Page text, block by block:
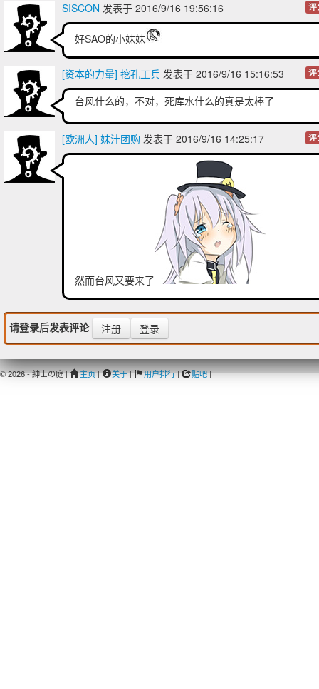
SISCON 发表于 2016/9/16 19:56:16 评
好SAO的小妹妹
[资本的力量] 挖孔工兵 发表于 2016/9/16 15:16:53 评
台风什么的，不对，死库水什么的真是太棒了
[欧洲人] 妹汁团购 发表于 2016/9/16 14:25:17 评
然而台风又要来了
请登录后发表评论 注册 登录
© 2026 - 紳士の庭 | 主页| 关于| 用户排行| 贴吧|